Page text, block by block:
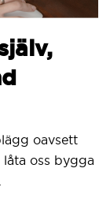
oavsett
oss bygga